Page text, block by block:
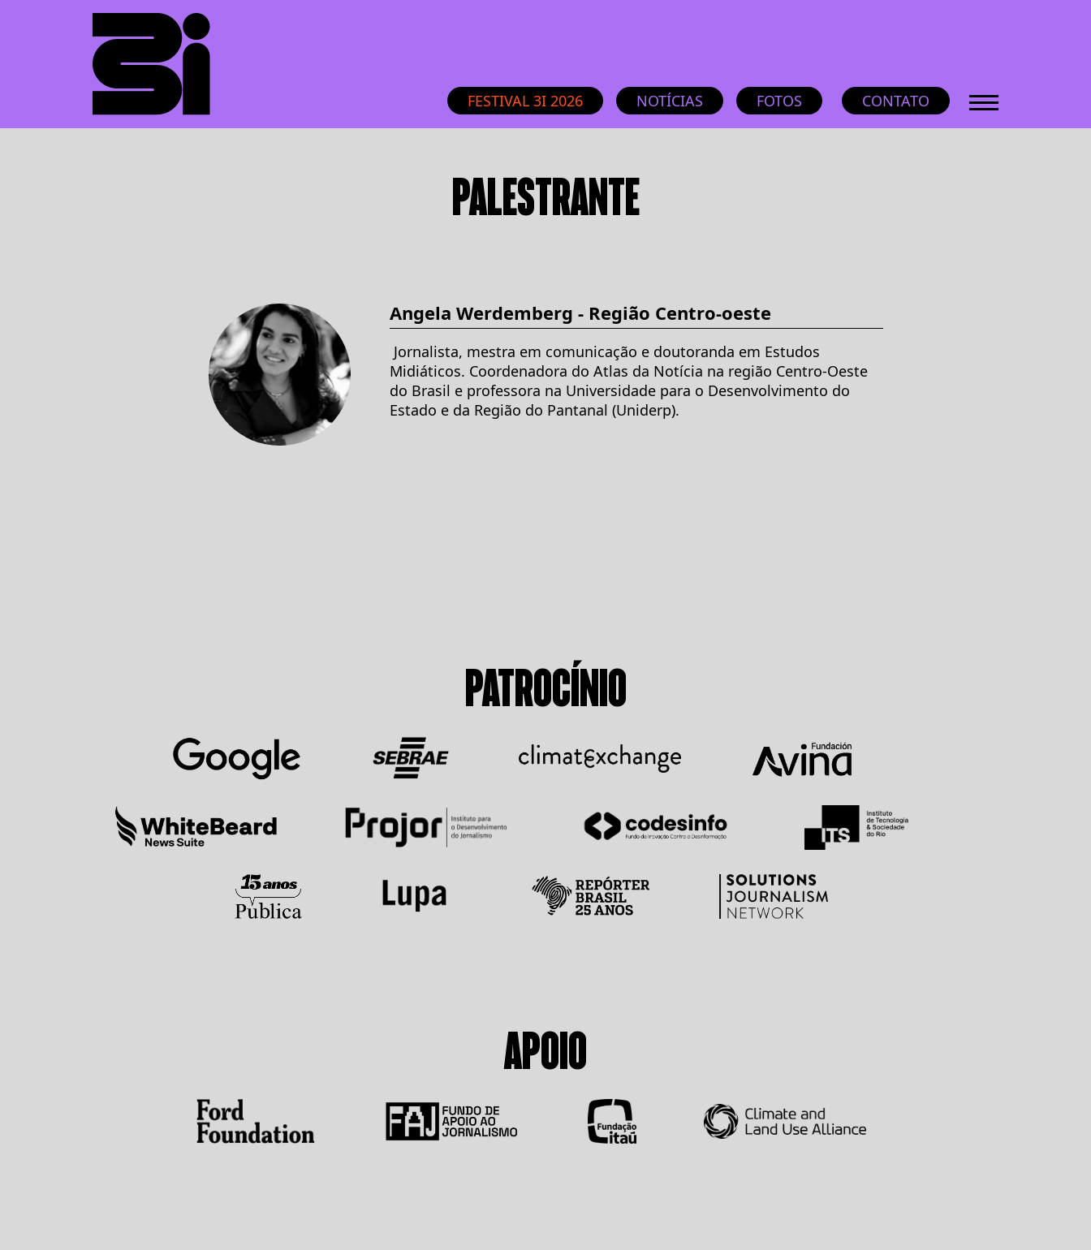
FESTIVAL 3I 2026 NOTÍCIAS FOTOS CONTATO
PALESTRANTE
Angela Werdemberg - Região Centro-oeste
Jornalista, mestra em comunicação e doutoranda em Estudos
Midiáticos. Coordenadora do Atlas da Notícia na região Centro-Oeste
do Brasil e professora na Universidade para o Desenvolvimento do
Estado e da Região do Pantanal (Uniderp).
PATROCÍNIO
APOIO